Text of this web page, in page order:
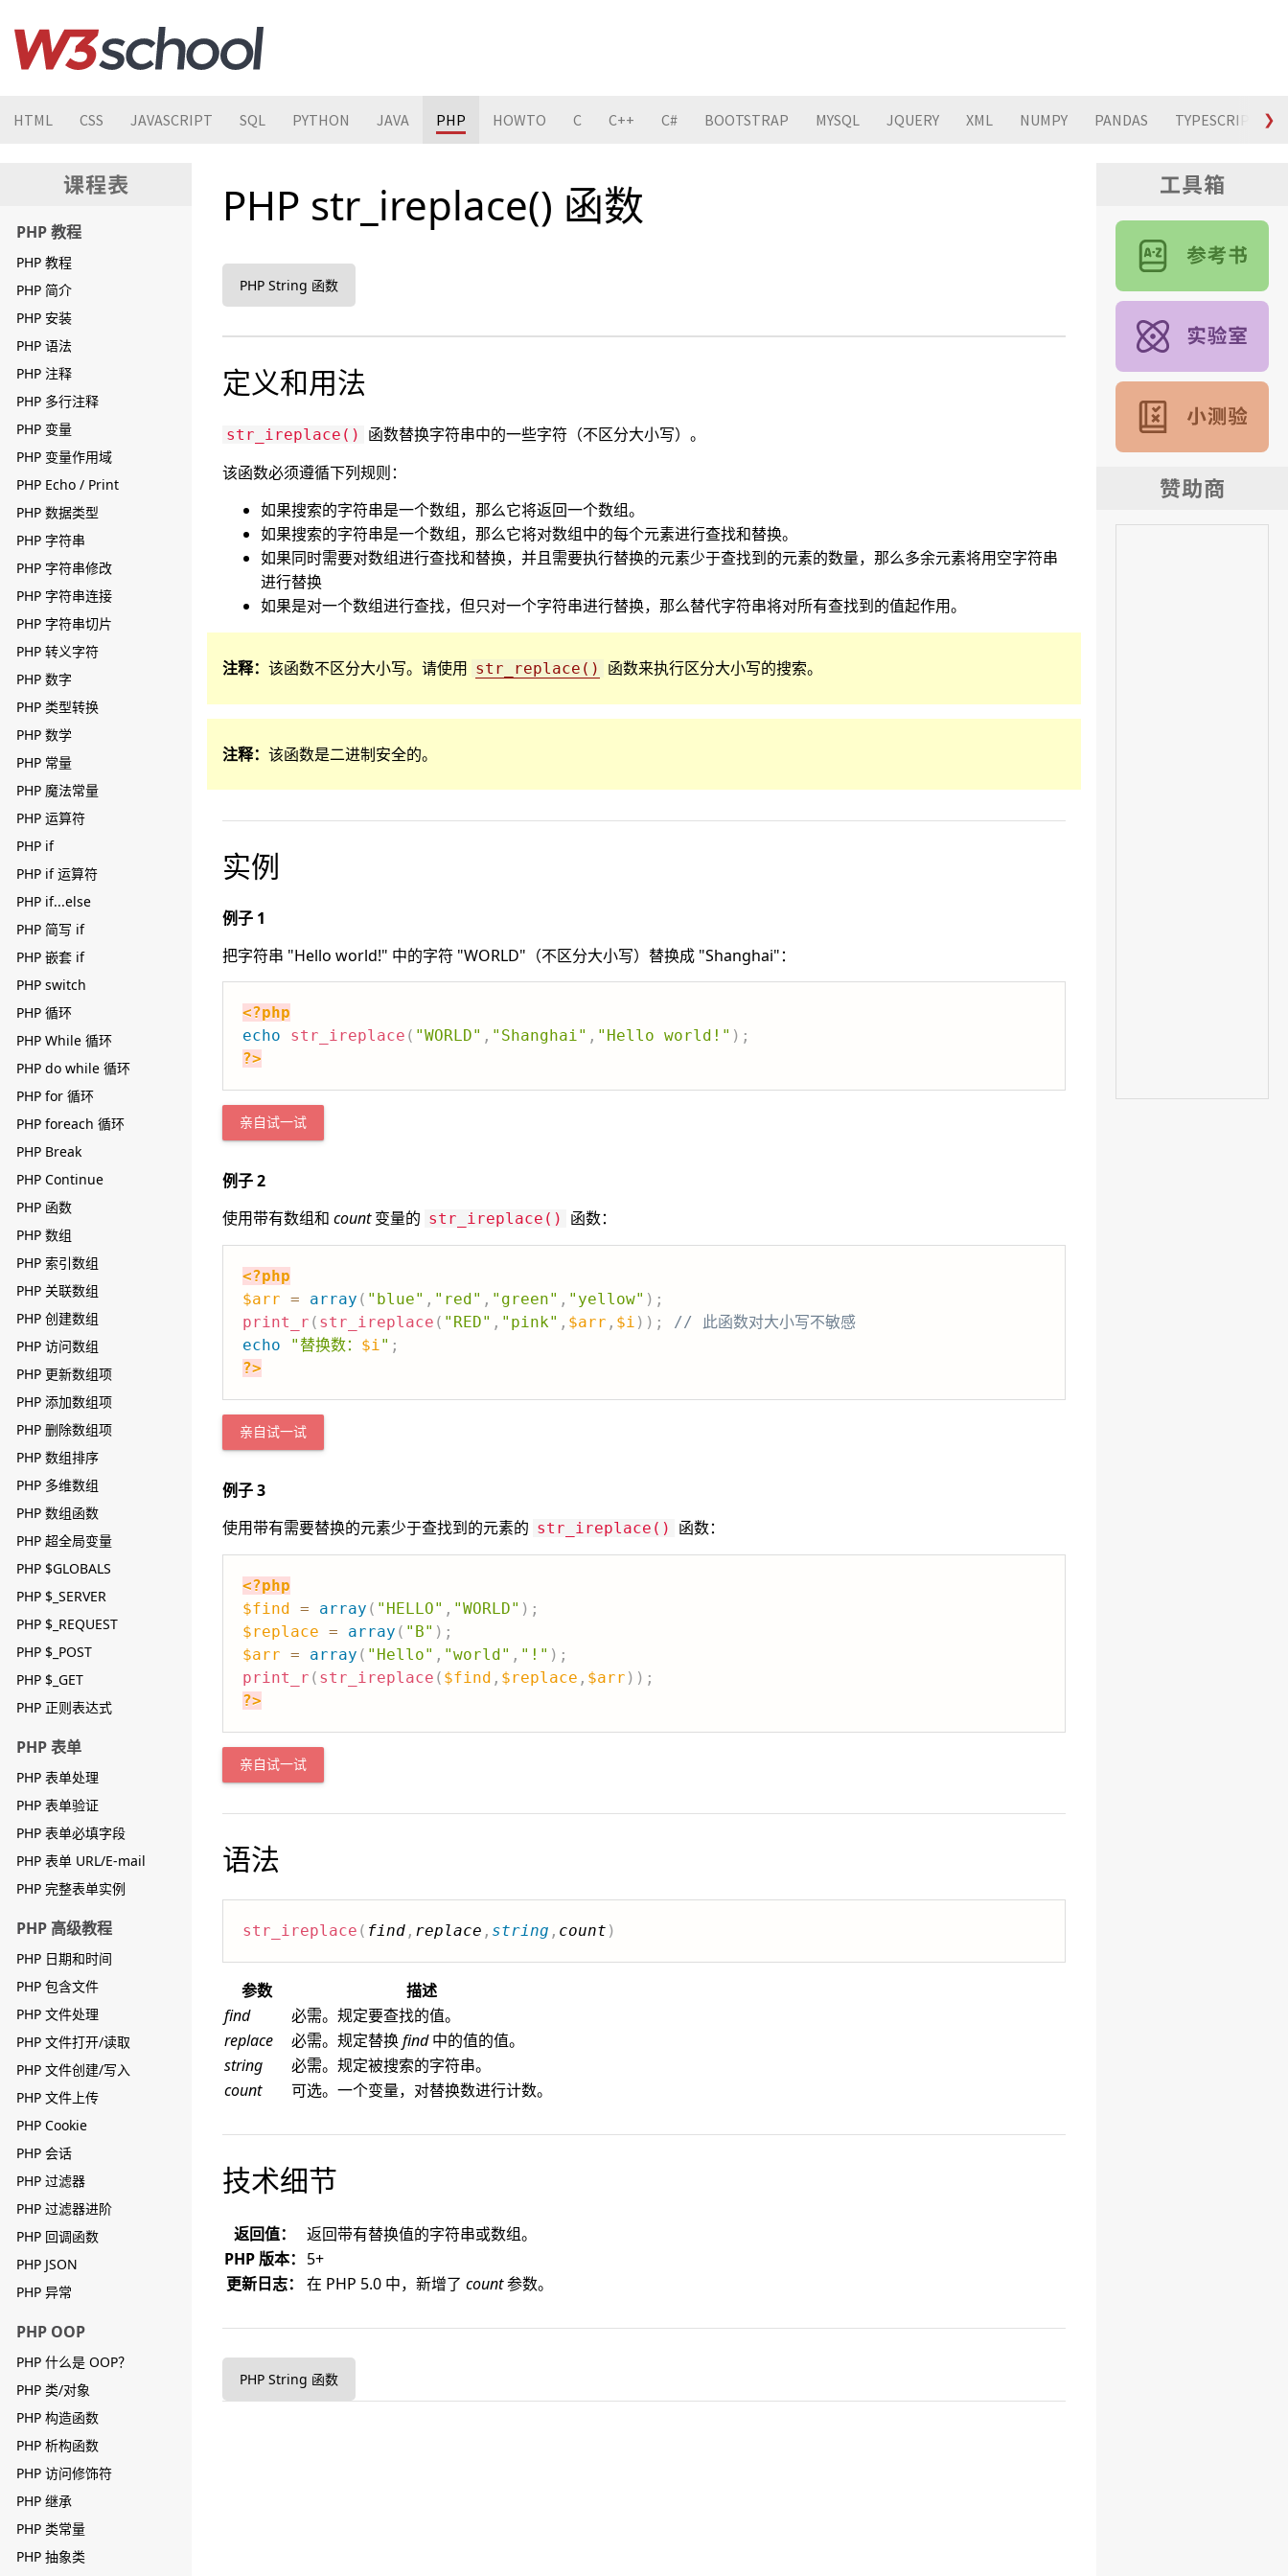
HTML CSS JAVASCRIPT SQL PYTHON JAVA PHP HOWTO C C++ C# BOOTSTRAP MYSQL JQUERY XML NUMPY PANDAS TYPESCRIPT ❯
PHP 教程
PHP 教程
PHP 简介
PHP 安装
PHP 语法
PHP 注释
PHP 多行注释
PHP 变量
PHP 变量作用域
PHP Echo / Print
PHP 数据类型
PHP 字符串
PHP 字符串修改
PHP 字符串连接
PHP 字符串切片
PHP 转义字符
PHP 数字
PHP 类型转换
PHP 数学
PHP 常量
PHP 魔法常量
PHP 运算符
PHP if
PHP if 运算符
PHP if...else
PHP 简写 if
PHP 嵌套 if
PHP switch
PHP 循环
PHP While 循环
PHP do while 循环
PHP for 循环
PHP foreach 循环
PHP Break
PHP Continue
PHP 函数
PHP 数组
PHP 索引数组
PHP 关联数组
PHP 创建数组
PHP 访问数组
PHP 更新数组项
PHP 添加数组项
PHP 删除数组项
PHP 数组排序
PHP 多维数组
PHP 数组函数
PHP 超全局变量
PHP $GLOBALS
PHP $_SERVER
PHP $_REQUEST
PHP $_POST
PHP $_GET
PHP 正则表达式
PHP 表单
PHP 表单处理
PHP 表单验证
PHP 表单必填字段
PHP 表单 URL/E-mail
PHP 完整表单实例
PHP 高级教程
PHP 日期和时间
PHP 包含文件
PHP 文件处理
PHP 文件打开/读取
PHP 文件创建/写入
PHP 文件上传
PHP Cookie
PHP 会话
PHP 过滤器
PHP 过滤器进阶
PHP 回调函数
PHP JSON
PHP 异常
PHP OOP
PHP 什么是 OOP？
PHP 类/对象
PHP 构造函数
PHP 析构函数
PHP 访问修饰符
PHP 继承
PHP 类常量
PHP 抽象类
PHP str_ireplace() 函数
PHP String 函数
定义和用法
str_ireplace()
函数替换字符串中的一些字符（不区分大小写）。
该函数必须遵循下列规则：
如果搜索的字符串是一个数组，那么它将返回一个数组。
如果搜索的字符串是一个数组，那么它将对数组中的每个元素进行查找和替换。
如果同时需要对数组进行查找和替换，并且需要执行替换的元素少于查找到的元素的数量，那么多余元素将用空字符串
进行替换
如果是对一个数组进行查找，但只对一个字符串进行替换，那么替代字符串将对所有查找到的值起作用。
注释： 该函数不区分大小写。请使用 str_replace() 函数来执行区分大小写的搜索。
注释： 该函数是二进制安全的。
实例
例子 1
把字符串 "Hello world!" 中的字符 "WORLD"（不区分大小写）替换成 "Shanghai"：
<?php
echo
str_ireplace ( "WORLD" , "Shanghai" , "Hello world!" ) ;
?>
亲自试一试
例子 2
使用带有数组和 count变量的 str_ireplace() 函数：
<?php
$arr = array ( "blue" , "red" , "green" , "yellow" ) ;
print_r ( str_ireplace ( "RED" , "pink" , $arr , $i ) ) ;
// 此函数对大小写不敏感
echo
"替换数： $i" ;
?>
亲自试一试
例子 3
使用带有需要替换的元素少于查找到的元素的 str_ireplace() 函数：
<?php
$find = array ( "HELLO" , "WORLD" ) ;
$replace = array ( "B" ) ;
$arr = array ( "Hello" , "world" , "!" ) ;
print_r ( str_ireplace ( $find , $replace , $arr ) ) ;
?>
亲自试一试
语法
str_ireplace ( find , replace , string , count )
参数
描述
find
必需。规定要查找的值。
replace
必需。规定替换find中的值的值。
string
必需。规定被搜索的字符串。
count
可选。一个变量，对替换数进行计数。
技术细节
返回值：
返回带有替换值的字符串或数组。
PHP 版本： 5+
更新日志：
在 PHP 5.0 中，新增了 count参数。
PHP String 函数